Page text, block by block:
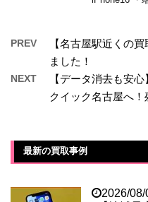
PREV
【名古屋駅近くの
ました！
NEXT
【データ消去も安
クイック名古屋へ
最新の買取事例
2026/08/